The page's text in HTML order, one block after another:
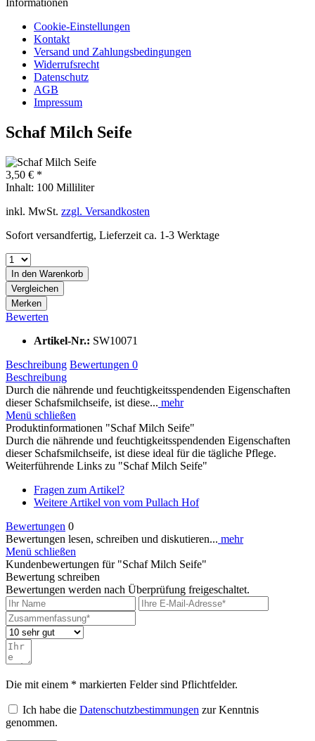
Informationen
Cookie-Einstellungen
Kontakt
Versand und Zahlungsbedingungen
Widerrufsrecht
Datenschutz
AGB
Impressum
Schaf Milch Seife
3,50 € *
Inhalt: 100 Milliliter
inkl. MwSt. zzgl. Versandkosten
Sofort versandfertig, Lieferzeit ca. 1-3 Werktage
In den Warenkorb
Vergleichen
Merken
Bewerten
Artikel-Nr.: SW10071
Beschreibung Bewertungen 0
Beschreibung
Durch die nährende und feuchtigkeitsspendenden Eigenschaften
dieser Schafsmilchseife, ist diese... mehr
Menü schließen
Produktinformationen "Schaf Milch Seife"
Durch die nährende und feuchtigkeitsspendenden Eigenschaften
dieser Schafsmilchseife, ist diese ideal für die tägliche Pflege.
Weiterführende Links zu "Schaf Milch Seife"
Fragen zum Artikel?
Weitere Artikel von vom Pullach Hof
Bewertungen 0
Bewertungen lesen, schreiben und diskutieren... mehr
Menü schließen
Kundenbewertungen für "Schaf Milch Seife"
Bewertung schreiben
Bewertungen werden nach Überprüfung freigeschaltet.
Die mit einem * markierten Felder sind Pflichtfelder.
Ich habe die Datenschutzbestimmungen zur Kenntnis
genommen.